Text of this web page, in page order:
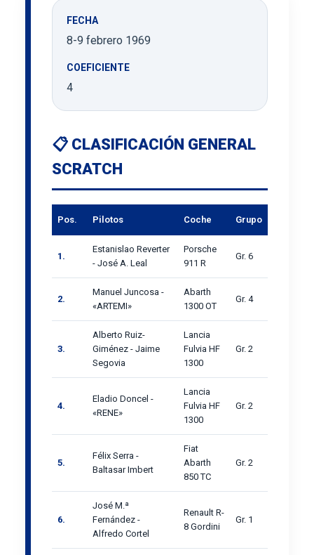
FECHA
8-9 febrero 1969
COEFICIENTE
4
📋 CLASIFICACIÓN GENERAL
SCRATCH
Pos. Pilotos Coche Grupo
1.
Estanislao Reverter
- José A. Leal
Porsche
911 R
Gr. 6
2.
Manuel Juncosa -
«ARTEMI»
Abarth
1300 OT
Gr. 4
3.
Alberto Ruiz-
Giménez - Jaime
Segovia
Lancia
Fulvia HF
1300
Gr. 2
4.
Eladio Doncel -
«RENE»
Lancia
Fulvia HF
1300
Gr. 2
5.
Félix Serra -
Baltasar Imbert
Fiat
Abarth
850 TC
Gr. 2
6.
José M.ª
Fernández -
Alfredo Cortel
Renault R-
8 Gordini
Gr. 1